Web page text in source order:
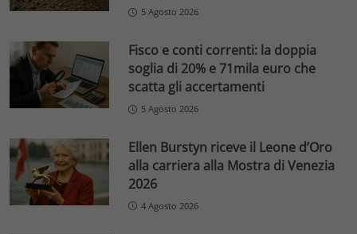
5 Agosto 2026
Fisco e conti correnti: la doppia
soglia di 20% e 71mila euro che
scatta gli accertamenti
5 Agosto 2026
Ellen Burstyn riceve il Leone d’Oro
alla carriera alla Mostra di Venezia
2026
4 Agosto 2026